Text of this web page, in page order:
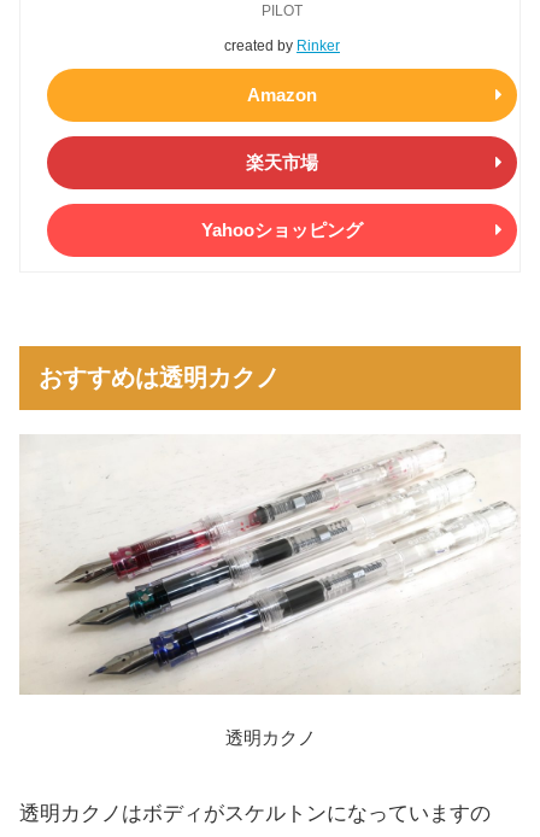
created by Rinker
PILOT
Amazon
楽天市場
Yahooショッピング
おすすめは透明カクノ
透明カクノ
透明カクノはボディがスケルトンになっていますの